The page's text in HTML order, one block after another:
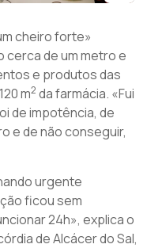
cheiro forte»
de um metro e
e produtos das
m2 da farmácia. «Fui
de impotência, de
e de não conseguir,
urgente
ficou sem
24h», explica o
de Alcácer do Sal,